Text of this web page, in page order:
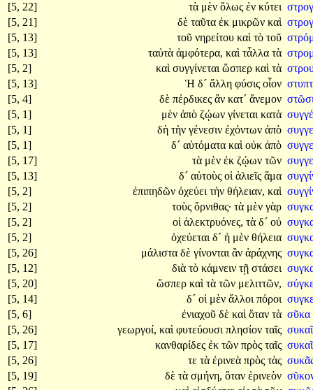
[5, 22]
τὰ μὲν ὅλως ἐν κύτει
[5, 21]
δὲ ταῦτα ἐκ μικρῶν καὶ
[5, 13]
τοῦ νηρείτου καὶ τὸ τοῦ
[5, 13]
ταὐτὰ ἀμφότερα, καὶ τἆλλα τὰ
[5, 2]
καὶ συγγίνεται ὥσπερ καὶ τὰ
[5, 13]
Ἡ δ´ ἄλλη φύσις οἷον
[5, 4]
δὲ πέρδικες ἂν κατ´ ἄνεμον
[5, 1]
μὲν ἀπὸ ζῴων γίνεται κατὰ
[5, 1]
δὴ τὴν γένεσιν ἐχόντων ἀπὸ
[5, 1]
δ´ αὐτόματα καὶ οὐκ ἀπὸ
[5, 17]
τὰ μὲν ἐκ ζῴων τῶν
[5, 13]
δ´ αὐτοὺς οἱ ἁλιεῖς ἅμα
[5, 2]
ἐπιπηδῶν ὀχεύει τὴν θήλειαν, καὶ
[5, 2]
τοὺς ὄρνιθας· τὰ μὲν γὰρ
[5, 2]
οἱ ἀλεκτρυόνες, τὰ δ´ οὐ
[5, 2]
ὀχεύεται δ´ ἡ μὲν θήλεια
[5, 26]
μάλιστα δὲ γίνονται ἂν ἀράχνης
[5, 12]
διὰ τὸ κάμνειν τῇ στάσει
[5, 20]
ὥσπερ καὶ τὰ τῶν μελιττῶν,
[5, 14]
δ´ οἱ μὲν ἄλλοι πόροι
[5, 6]
ἐνιαχοῦ δὲ καὶ ὅταν τὰ σῦκα
[5, 26]
γεωργοί, καὶ φυτεύουσι πλησίον ταῖς
[5, 17]
κανθαρίδες ἐκ τῶν πρὸς ταῖς
[5, 26]
τε τὰ ἐρινεὰ πρὸς τὰς
[5, 19]
δὲ τὰ σμήνη, ὅταν ἐρινεὸν